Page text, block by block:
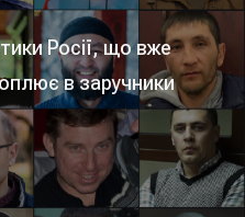
Росії, що вже
в заручники